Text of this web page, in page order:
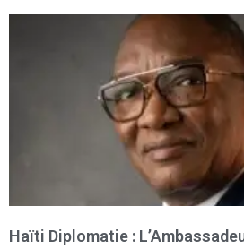
Haïti Diplomatie :